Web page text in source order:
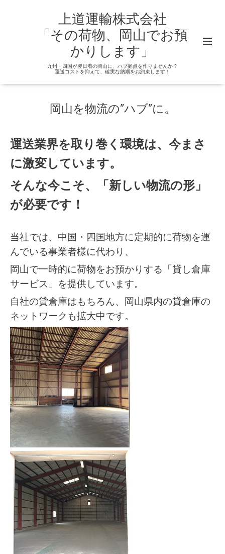
上道運輸株式会社
「その荷物、岡山でお預
かりします」
九州・四国が翌日着の岡山に、ハブ拠点を作りませんか？
運送コストを抑えて、確実な納期をお約束します！
岡山を物流の”ハブ”に。
運送業界を取り巻く環境は、今まさ
に激変しています。
そんな今こそ、「新しい物流の形」
が必要です！
当社では、中国・四国地方に定期的に荷物を運
んでいる事業者様に代わり、
岡山で一時的に荷物をお預かりする「貸し倉庫
サービス」を提供しています。
自社の貸倉庫はもちろん、岡山県内の貸倉庫の
ネットワークも拡大中です。